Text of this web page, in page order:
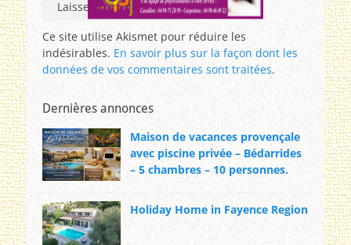
Ce site utilise Akismet pour réduire les
indésirables.En savoir plus sur la façon dont les
données de vos commentaires sont traitées.
Dernières annonces
Maison de vacances provençale
avec piscine privée – Bédarrides
– 5 chambres – 10 personnes.
Holiday Home in Fayence Region